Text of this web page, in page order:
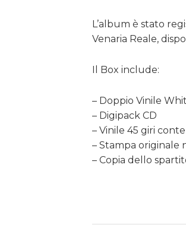
L’album è stato
Venaria Reale,
Il Box include:
– Doppio Vinile
– Digipack CD
– Vinile 45 giri
– Stampa originale
– Copia dello